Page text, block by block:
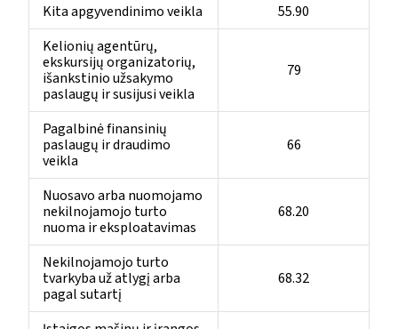
Kita apgyvendinimo veikla
55.90
Kelionių agentūrų,
ekskursijų organizatorių,
išankstinio užsakymo
paslaugų ir susijusi veikla
79
Pagalbinė finansinių
paslaugų ir draudimo
veikla
66
Nuosavo arba nuomojamo
nekilnojamojo turto
nuoma ir eksploatavimas
68.20
Nekilnojamojo turto
tvarkyba už atlygį arba
pagal sutartį
68.32